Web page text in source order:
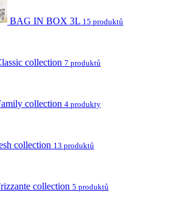
BAG IN BOX 3L 15 produktů
collection 7 produktů
collection 4 produkty
collection 13 produktů
collection 5 produktů